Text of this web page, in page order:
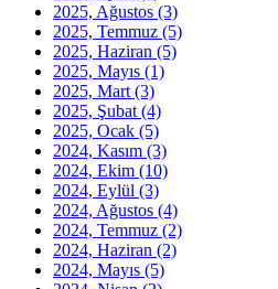
2025, Ağustos (3)
2025, Temmuz (5)
2025, Haziran (5)
2025, Mayıs (1)
2025, Mart (3)
2025, Şubat (4)
2025, Ocak (5)
2024, Kasım (3)
2024, Ekim (10)
2024, Eylül (3)
2024, Ağustos (4)
2024, Temmuz (2)
2024, Haziran (2)
2024, Mayıs (5)